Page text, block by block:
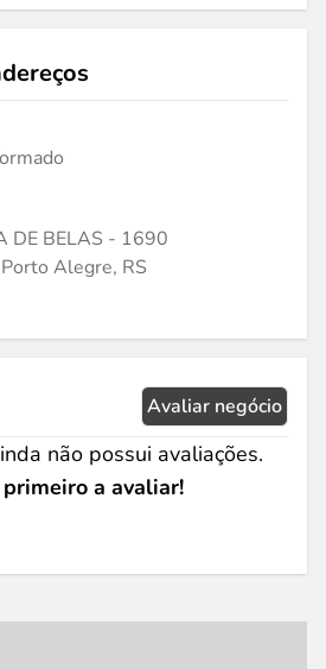
DE BELAS - 1690
Alegre, RS
Avaliar negócio
não possui avaliações.
primeiro a avaliar!